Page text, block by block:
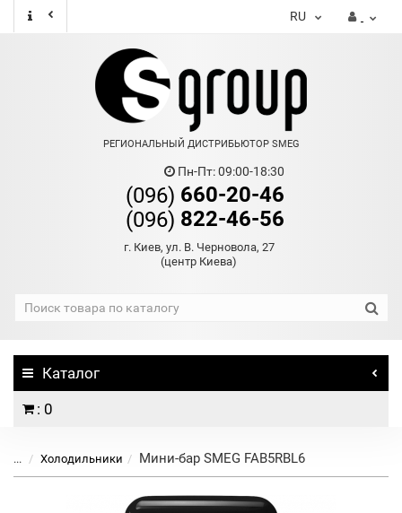
RU
РЕГИОНАЛЬНЫЙ ДИСТРИБЬЮТОР SMEG
Пн-Пт: 09:00-18:30
(096) 660-20-46
(096) 822-46-56
г. Киев, ул. В. Черновола, 27
(центр Киева)
Каталог
: 0
... Холодильники Мини-бар SMEG FAB5RBL6